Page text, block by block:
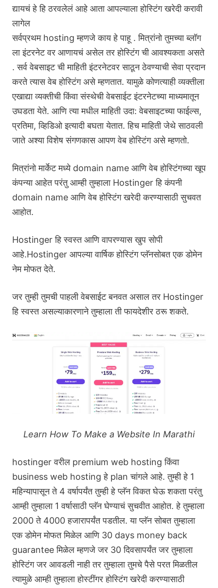
द्यायचं हे हि ठरवलेलं आहे आता आपल्याला होस्टिंग खरेदी करावी
लागेल
सर्वप्रथम hosting म्हणजे काय हे पाहू . मित्रांनो तुमच्या ब्लॉग
ला इंटरनेट वर आणायचं असेल तर होस्टिंग ची आवश्यकता असते
. सर्व वेबसाइट ची माहिती इंटरनेटवर साठून ठेवण्याची सेवा प्रदान
करते त्यास वेब होस्टिंग असे म्हणतात. यामुळे कोणत्याही व्यक्तीला
एखाद्या व्यक्तीची किंवा संस्थेची वेबसाईट इंटरनेटच्या माध्यमातून
उघडता येते. आणि त्या मधील माहिती उदा: वेबसाइटच्या फाईल्स,
प्रतिमा, व्हिडिओ इत्यादी बघता येतात. हिच माहिती जेथे साठवली
जाते अश्या विशेष संगणकास आपण वेब होस्टिंग असे म्हणतो.
मित्रांनो मार्केट मध्ये domain name आणि वेब होस्टिंगच्या खूप
कंपन्या आहेत परंतु आम्ही तुम्हाला Hostinger हि कंपनी
domain name आणि वेब होस्टिंग खरेदी करण्यासाठी सुचवत
आहोत.
Hostinger हि स्वस्त आणि वापरण्यास खुप सोपी
आहे.Hostinger आपल्या वार्षिक होस्टिंग प्लॅनसोबत एक डोमेन
नेम मोफत देते.
जर तुम्ही तुमची पाहली वेबसाईट बनवत असाल तर Hostinger
हि स्वस्त असल्याकारणाने तुम्हाला ती फायदेशीर ठरू शकते.
Learn How To Make a Website In Marathi
hostinger वरील premium web hosting किंवा
business web hosting हे plan चांगले आहे. तुम्ही हे 1
महिन्यापासून ते 4 वर्षापर्यंत तुम्ही हे प्लॅन विकत घेऊ शकता परंतु
आम्ही तुम्हाला 1 वर्षासाठी प्लॅन घेण्याचं सुचवीत आहोत. हे तुम्हाला
2000 ते 4000 हजारापर्यंत पडतील. या प्लॅन सोबत तुम्हाला
एक डोमेन मोफत मिळेल आणि 30 days money back
guarantee मिळेल म्हणजे जर 30 दिवसापर्यंत जर तुम्हाला
होस्टिंग जर आवडली नाही तर तुम्हाला तुमचे पैसे परत मिळतील
त्यामुळे आम्ही तुम्हाला होस्टींगर होस्टिंग खरेदी करण्यासाठी